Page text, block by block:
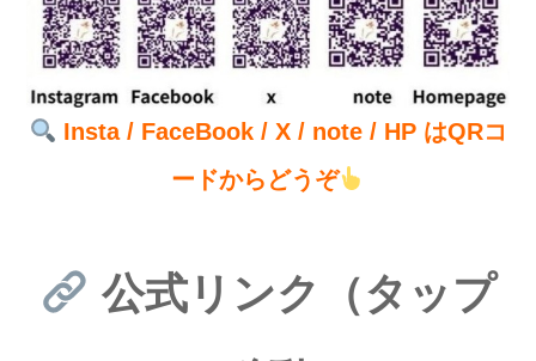
Insta / FaceBook / X / note / HP はQRコ
ードからどうぞ
公式リンク（タップ